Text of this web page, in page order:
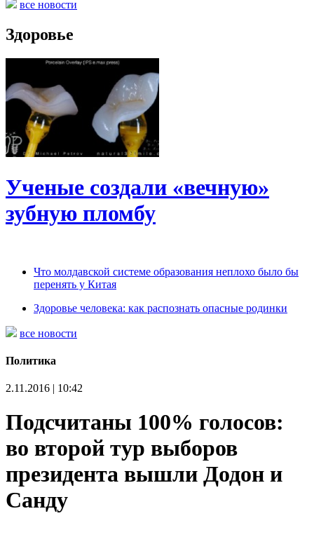
все новости
Здоровье
Ученые создали «вечную»
зубную пломбу
Что молдавской системе образования неплохо было бы
перенять у Китая
Здоровье человека: как распознать опасные родинки
все новости
Политика
2.11.2016 | 10:42
Подсчитаны 100% голосов:
во второй тур выборов
президента вышли Додон и
Санду